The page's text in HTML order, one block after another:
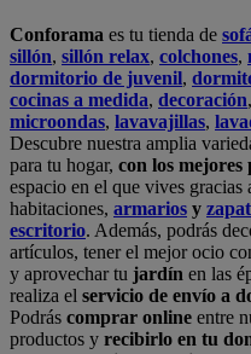
Conforama es tu tienda de
sillón, sillón relax, colchones,
dormitorio de juvenil,
cocinas a medida, decoración,
microondas, lavavajillas,
Descubre nuestra amplia
para tu hogar, con los mejores
espacio en el que vives gracias
habitaciones, armarios y
escritorio. Además, podrás
artículos, tener el mejor ocio
y aprovechar tu jardín en las
realiza el servicio de envío a
Podrás comprar online entre
productos y recibirlo en tu